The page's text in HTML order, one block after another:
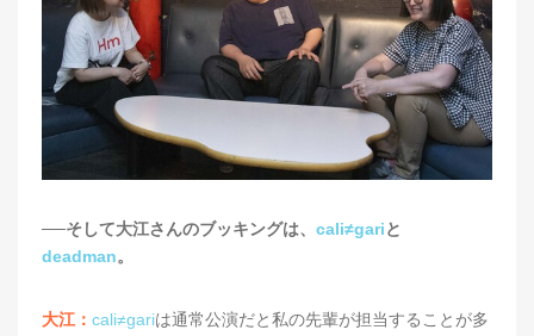
──そして大江さんのブッキングは、 cali≠gariと
deadman。
大江： cali≠gariは通常公演だと私の先輩が担当することが多